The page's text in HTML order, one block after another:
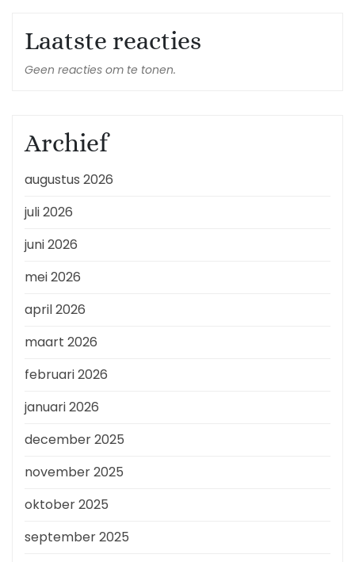
Laatste reacties
Geen reacties om te tonen.
Archief
augustus 2026
juli 2026
juni 2026
mei 2026
april 2026
maart 2026
februari 2026
januari 2026
december 2025
november 2025
oktober 2025
september 2025